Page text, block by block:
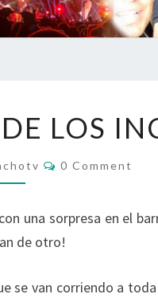
LLAMADALOS
Comments
0 Comment
una sorpresa en el
de otro!
se van corriendo a